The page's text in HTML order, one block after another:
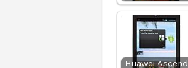
Huawei Ascend